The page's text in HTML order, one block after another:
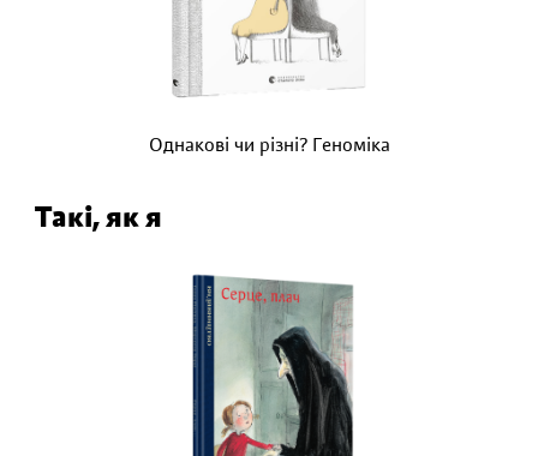
Однакові чи різні? Геноміка
Такі, як я